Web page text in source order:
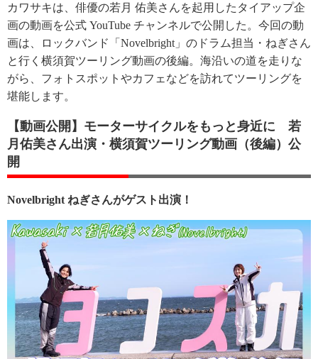
カワサキは、俳優の若月 佑美さんを起用したタイアップ企
画の動画を公式 YouTube チャンネルで公開した。今回の動
画は、ロックバンド「Novelbright」のドラム担当・ねぎさん
と行く横須賀ツーリング動画の後編。海沿いの道を走りな
がら、フォトスポットやカフェなどを訪れてツーリングを
堪能します。
【動画公開】モーターサイクルをもっと身近に 若
月佑美さん出演・横須賀ツーリング動画（後編）公
開
Novelbright ねぎさんがゲスト出演！